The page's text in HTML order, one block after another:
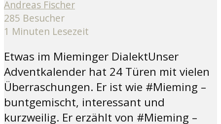
Andreas Fischer
285 Besucher
1 Minuten Lesezeit
Etwas im Mieminger DialektUnser
Adventkalender hat 24 Türen mit vielen
Überraschungen. Er ist wie #Mieming –
buntgemischt, interessant und
kurzweilig. Er erzählt von #Mieming –